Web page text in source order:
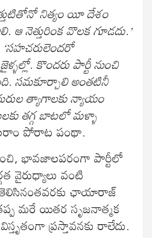
నిత్యం యీ దేశం
ఆ నెత్తురింక వొలక గూడదు.’
‘సహచరులెందరో
కొందరు పార్టీ నుంచి
సమకూర్చాలి అంతటినీ
త్యాగాలకు న్యాయం
తగ్గ బాటలో మళ్ళా
పోరాట పంథా.
భావజాలపరంగా పార్టీలో
వైరుధ్యాలు వంటి
ఛాయారాజ్
మరే యితర సృజనాత్మక
ప్రస్తావనకు రాలేదు.